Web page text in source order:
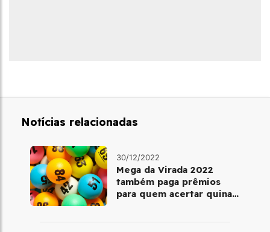
Notícias relacionadas
30/12/2022
Mega da Virada 2022
também paga prêmios
para quem acertar quina